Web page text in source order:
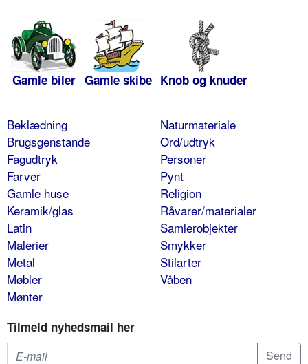
Gamle biler Gamle skibe Knob og knuder
Beklædning
Brugsgenstande
Fagudtryk
Farver
Gamle huse
Keramik/glas
Latin
Malerier
Metal
Møbler
Mønter
Naturmateriale
Ord/udtryk
Personer
Pynt
Religion
Råvarer/materialer
Samlerobjekter
Smykker
Stilarter
Våben
Tilmeld nyhedsmail her